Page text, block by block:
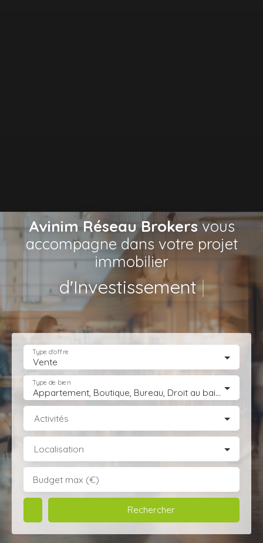
Avinim Réseau Brokersvous
accompagne dans votre projet
immobilier
de Lo|
Vente
Type d'offre
Appartement, Boutique, Bureau, Droit au bail, Entrepôt, Fonds de commerce, Hôtel, hébergement, Immeuble, Immobilier Pro, Local commercial, Local professionnel, Local industriel, Magasin, boutique, Terrain Industriel, Terrain Constructible, Transmission d'entreprise
Type de bien
Activités
Localisation
Budget max (€)
Rechercher